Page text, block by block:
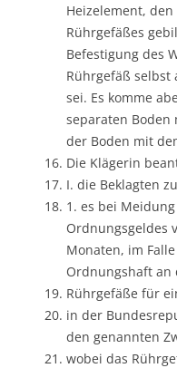
Heizelement,
Rührgefäßes
Befestigung des
Rührgefäß selbst
sei. Es komme
separaten Boden
der Boden mit
Die Klägerin
I. die Beklagten
1. es bei
Ordnungsgeldes
Monaten, im
Ordnungshaft an
Rührgefäße für
in der
den genannten
wobei das